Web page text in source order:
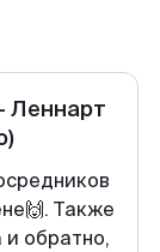
Леннарт
Также
обратно,